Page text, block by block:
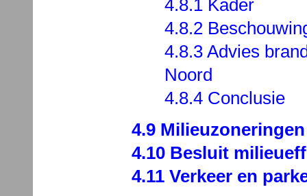
4.8.1 Kader
4.8.2
4.8.3 Advies
Noord
4.8.4 Conclusie
4.9 Milieuzoneringen
4.10 Besluit
4.11 Verkeer en